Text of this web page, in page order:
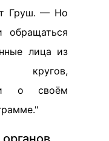
Груш. — Но
обращаться
лица из
кругов,
о своём